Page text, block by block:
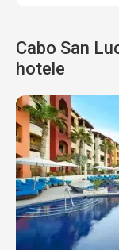
Cabo San
hotele